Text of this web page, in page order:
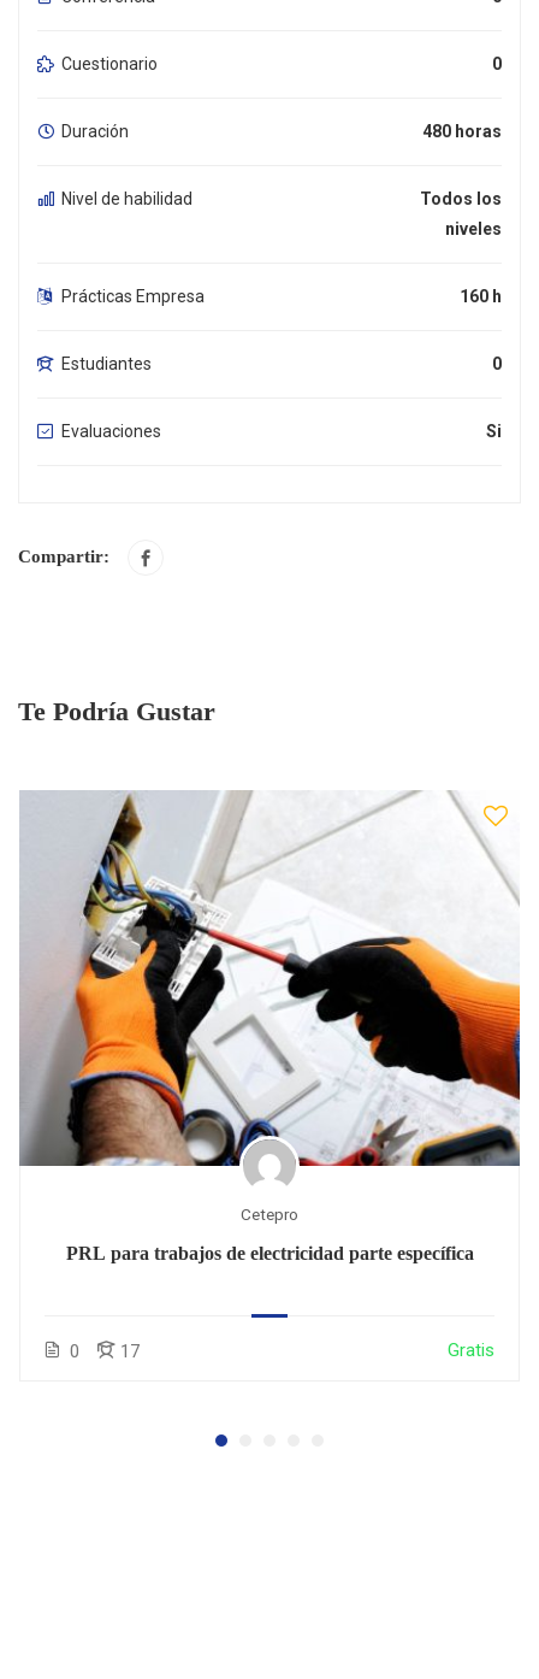
Cuestionario 0
Duración 480 horas
Nivel de habilidad
Todos los
niveles
Prácticas Empresa 160 h
Estudiantes 0
Evaluaciones Si
Compartir:
Te Podría Gustar
Cetepro
PRL para trabajos de electricidad parte específica
0 17 Gratis